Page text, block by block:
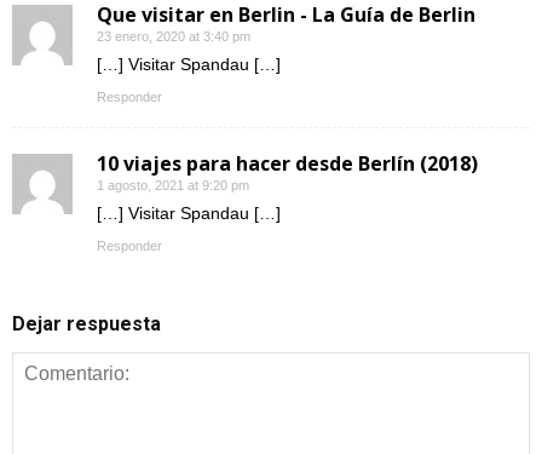
Que visitar en Berlin - La Guía de Berlin
23 enero, 2020 at 3:40 pm
[…] Visitar Spandau […]
Responder
10 viajes para hacer desde Berlín (2018)
1 agosto, 2021 at 9:20 pm
[…] Visitar Spandau […]
Responder
Dejar respuesta